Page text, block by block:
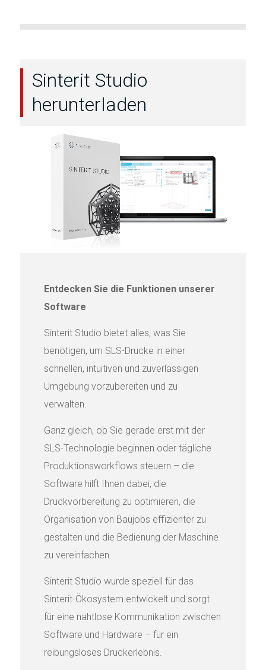
Sinterit Studio
herunterladen
Entdecken Sie die Funktionen unserer
Software
Sinterit Studio bietet alles, was Sie
benötigen, um SLS-Drucke in einer
schnellen, intuitiven und zuverlässigen
Umgebung vorzubereiten und zu
verwalten.
Ganz gleich, ob Sie gerade erst mit der
SLS-Technologie beginnen oder tägliche
Produktionsworkflows steuern – die
Software hilft Ihnen dabei, die
Druckvorbereitung zu optimieren, die
Organisation von Baujobs effizienter zu
gestalten und die Bedienung der Maschine
zu vereinfachen.
Sinterit Studio wurde speziell für das
Sinterit-Ökosystem entwickelt und sorgt
für eine nahtlose Kommunikation zwischen
Software und Hardware – für ein
reibungsloses Druckerlebnis.